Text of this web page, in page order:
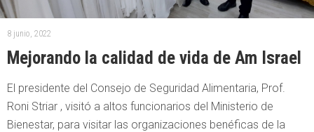
8 junio, 2022
Mejorando la calidad de vida de Am Israel
El presidente del Consejo de Seguridad Alimentaria, Prof.
Roni Striar , visitó a altos funcionarios del Ministerio de
Bienestar, para visitar las organizaciones benéficas de la